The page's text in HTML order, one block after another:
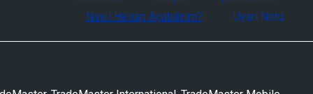
Nasıl Hesap Açabilirim?
Uyarı Notu